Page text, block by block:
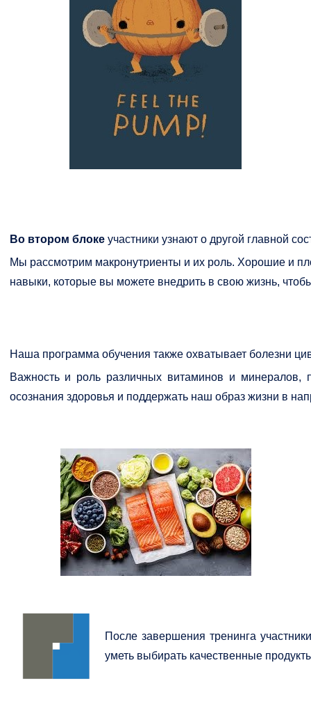
Во втором блокеучастники узнают о другой главной
Мы рассмотрим макронутриенты и их роль. Хорошие и
навыки, которые вы можете внедрить в свою жизнь,
Наша программа обучения также охватывает болезни
Важность и роль различных витаминов и
осознания здоровья и поддержать наш образ жизни в
После завершения тренинга
уметь выбирать качественные